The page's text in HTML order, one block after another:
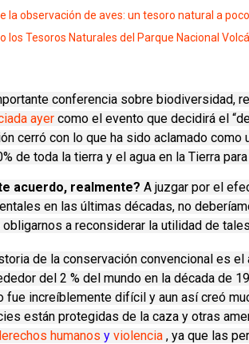
la observación de aves: un tesoro natural a
los Tesoros Naturales del Parque Nacional
conferencia sobre biodiversidad,
ayer como el evento que decidirá el
cerró con lo que ha sido aclamado como
de toda la tierra y el agua en la Tierra
acuerdo, realmente? A juzgar por el
en las últimas décadas, no
a reconsiderar la utilidad de
de la conservación convencional es
del 2 % del mundo en la década de
fue increíblemente difícil y aun así creó
están protegidas de la caza y otras
humanos y violencia , ya que las